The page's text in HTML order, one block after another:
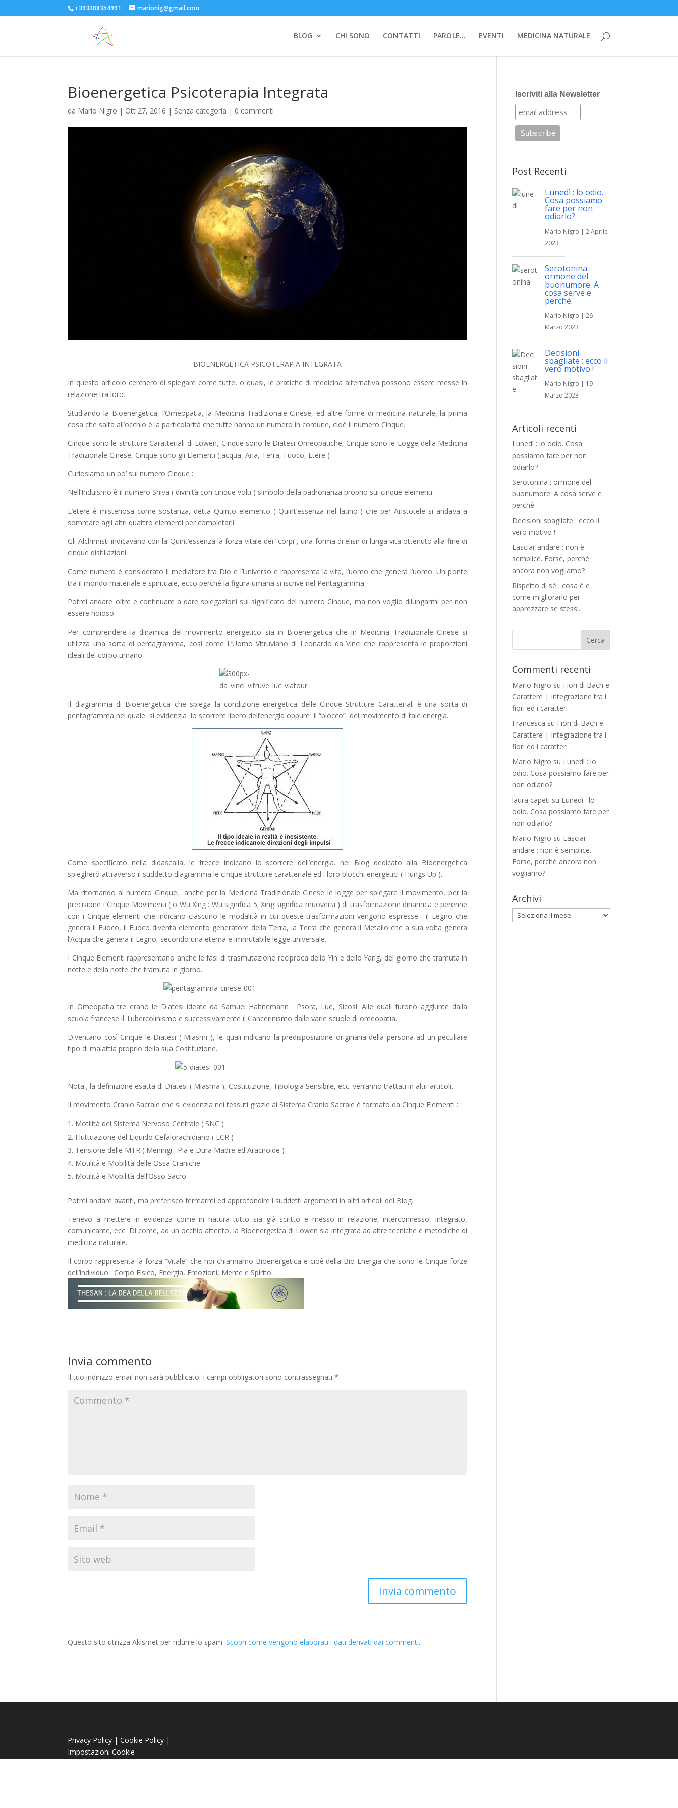
+393388354991 marionig@gmail.com
BLOG CHI SONO CONTATTI PAROLE… EVENTI MEDICINA NATURALE
Bioenergetica Psicoterapia Integrata
da Mario Nigro | Ott 27, 2016 | Senza categoria | 0 commenti
BIOENERGETICA PSICOTERAPIA INTEGRATA
In questo articolo cercherò di spiegare come tutte, o quasi, le pratiche di medicina alternativa possono essere messe in
relazione tra loro.
Studiando la Bioenergetica, l’Omeopatia, la Medicina Tradizionale Cinese, ed altre forme di medicina naturale, la prima
cosa che salta all’occhio è la particolarità che tutte hanno un numero in comune, cioè il numero Cinque.
Cinque sono le strutture Caratteriali di Lowen, Cinque sono le Diatesi Omeopatiche, Cinque sono le Logge della Medicina
Tradizionale Cinese, Cinque sono gli Elementi ( acqua, Aria, Terra, Fuoco, Etere )
Curiosiamo un po’ sul numero Cinque :
Nell’Induismo è il numero Shiva ( divinità con cinque volti ) simbolo della padronanza proprio sui cinque elementi.
L’etere è misteriosa come sostanza, detta Quinto elemento ( Quint’essenza nel latino ) che per Aristotele si andava a
sommare agli altri quattro elementi per completarli.
Gli Alchimisti indicavano con la Quint’essenza la forza vitale dei “corpi”, una forma di elisir di lunga vita ottenuto alla fine di
cinque distillazioni.
Come numero è considerato il mediatore tra Dio e l’Universo e rappresenta la vita, l’uomo che genera l’uomo. Un ponte
tra il mondo materiale e spirituale, ecco perché la figura umana si iscrive nel Pentagramma.
Potrei andare oltre e continuare a dare spiegazioni sul significato del numero Cinque, ma non voglio dilungarmi per non
essere noioso.
Per comprendere la dinamica del movimento energetico sia in Bioenergetica che in Medicina Tradizionale Cinese si
utilizza una sorta di pentagramma, cosi come L’Uomo Vitruviano di Leonardo da Vinci che rappresenta le proporzioni
ideali del corpo umano.
Il diagramma di Bioenergetica che spiega la condizione energetica delle Cinque Strutture Caratteriali è una sorta di
pentagramma nel quale si evidenzia lo scorrere libero dell’energia oppure il “blocco” del movimento di tale energia.
Come specificato nella didascalia, le frecce indicano lo scorrere dell’energia. nel Blog dedicato alla Bioenergetica
spiegherò attraverso il suddetto diagramma le cinque strutture caratteriale ed i loro blocchi energetici ( Hungs Up ).
Ma ritornando al numero Cinque, anche per la Medicina Tradizionale Cinese le logge per spiegare il movimento, per la
precisione i Cinque Movimenti ( o Wu Xing : Wu significa 5; Xing significa muoversi ) di trasformazione dinamica e perenne
con i Cinque elementi che indicano ciascuno le modalità in cui queste trasformazioni vengono espresse : il Legno che
genera il Fuoco, il Fuoco diventa elemento generatore della Terra, la Terra che genera il Metallo che a sua volta genera
l’Acqua che genera il Legno, secondo una eterna e immutabile legge universale.
I Cinque Elementi rappresentano anche le fasi di trasmutazione reciproca dello Yin e dello Yang, del giorno che tramuta in
notte e della notte che tramuta in giorno.
In Omeopatia tre erano le Diatesi ideate da Samuel Hahnemann : Psora, Lue, Sicosi. Alle quali furono aggiunte dalla
scuola francese il Tubercolinismo e successivamente il Cancerinismo dalle varie scuole di omeopatia.
Diventano così Cinque le Diatesi ( Miasmi ), le quali indicano la predisposizione originaria della persona ad un peculiare
tipo di malattia proprio della sua Costituzione.
Nota ; la definizione esatta di Diatesi ( Miasma ), Costituzione, Tipologia Sensibile, ecc. verranno trattati in altri articoli.
Il movimento Cranio Sacrale che si evidenzia nei tessuti grazie al Sistema Cranio Sacrale è formato da Cinque Elementi :
Motilità del Sistema Nervoso Centrale ( SNC )
Fluttuazione del Liquido Cefalorachidiano ( LCR )
Tensione delle MTR ( Meningi : Pia e Dura Madre ed Aracnoide )
Motilità e Mobilità delle Ossa Craniche
Motilità e Mobilità dell’Osso Sacro
Potrei andare avanti, ma preferisco fermarmi ed approfondire i suddetti argomenti in altri articoli del Blog.
Tenevo a mettere in evidenza come in natura tutto sia già scritto e messo in relazione, interconnesso, integrato,
comunicante, ecc. Di come, ad un occhio attento, la Bioenergetica di Lowen sia integrata ad altre tecniche e metodiche di
medicina naturale.
Il corpo rappresenta la forza “Vitale” che noi chiamiamo Bioenergetica e cioè della Bio-Energia che sono le Cinque forze
dell’individuo : Corpo Fisico, Energia, Emozioni, Mente e Spirito.
Invia commento
Il tuo indirizzo email non sarà pubblicato. I campi obbligatori sono contrassegnati*
Questo sito utilizza Akismet per ridurre lo spam.Scopri come vengono elaborati i dati derivati dai commenti.
Iscriviti alla Newsletter
Post Recenti
Lunedì : lo odio.
Cosa possiamo
fare per non
odiarlo?
Mario Nigro |2 Aprile
2023
Serotonina :
ormone del
buonumore. A
cosa serve e
perché.
Mario Nigro |26
Marzo 2023
Decisioni
sbagliate : ecco il
vero motivo !
Mario Nigro | 19
Marzo 2023
Articoli recenti
Lunedì : lo odio. Cosa
possiamo fare per non
odiarlo?
Serotonina : ormone del
buonumore. A cosa serve e
perché.
Decisioni sbagliate : ecco il
vero motivo !
Lasciar andare : non è
semplice. Forse, perché
ancora non vogliamo?
Rispetto di sé : cosa è e
come migliorarlo per
apprezzare se stessi.
Commenti recenti
Mario Nigro su Fiori di Bach e
Carattere | Integrazione tra i
fiori ed i caratteri
Francesca su Fiori di Bach e
Carattere | Integrazione tra i
fiori ed i caratteri
Mario Nigro su Lunedì : lo
odio. Cosa possiamo fare per
non odiarlo?
laura capeti su Lunedì : lo
odio. Cosa possiamo fare per
non odiarlo?
Mario Nigro su Lasciar
andare : non è semplice.
Forse, perché ancora non
vogliamo?
Archivi
Archivi
Privacy Policy |Cookie Policy |
Impostazioni Cookie